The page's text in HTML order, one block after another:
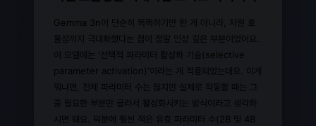
Gemma 3n이 단순히 똑똑하기만 한 게 아니라, 자원 효
율성까지 극대화했다는 점이 정말 인상 깊은 부분이었어요.
이 모델에는 '선택적 파라미터 활성화 기술(selective
parameter activation)'이라는 게 적용되었는데요. 이게
뭐냐면, 전체 파라미터 수는 많지만 실제로 작동할 때는 그
중 필요한 부분만 골라서 활성화시키는 방식이라고 생각하
시면 돼요. 덕분에 훨씬 적은 유효 파라미터 수(2B 및 4B